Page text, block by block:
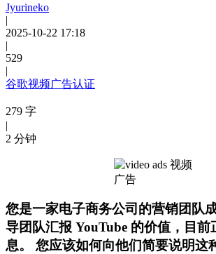
Jyurineko
|
2025-10-22 17:18
|
529
|
谷歌视频广告认证
279 字
|
2 分钟
您是一家电子商务公司的营销团队
导团队汇报 YouTube 的价值，目前
息。 您应该如何向他们简要说明这